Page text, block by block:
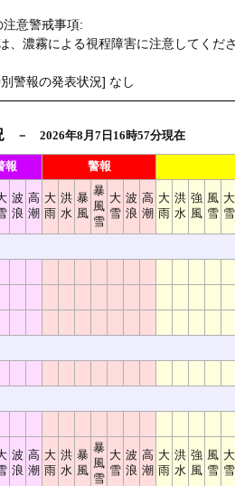
意警戒事項:
、濃霧による視程障害に注意してくださ
警報の発表状況] なし
－ 2026年8月7日16時57分現在
報 警報
波
浪
高
潮
大
雨
洪
水
暴
風
暴
風
雪
大
雪
波
浪
高
潮
大
雨
洪
水
強
風
風
雪
大
雪
波
浪
高
潮
大
雨
洪
水
暴
風
暴
風
雪
大
雪
波
浪
高
潮
大
雨
洪
水
強
風
風
雪
大
雪